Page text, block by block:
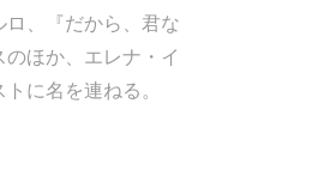
ロ、『だから、君な
ほか、エレナ・イ
に名を連ねる。